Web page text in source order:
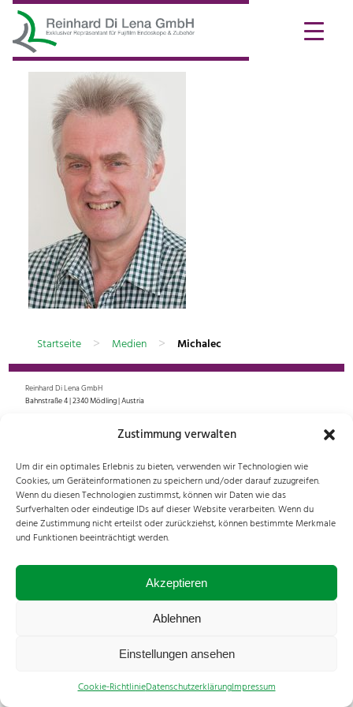
Zustimmung verwalten
Um dir ein optimales Erlebnis zu bieten, verwenden wir Technologien wie
Cookies, um Geräteinformationen zu speichern und/oder darauf zuzugreifen.
Wenn du diesen Technologien zustimmst, können wir Daten wie das
Surfverhalten oder eindeutige IDs auf dieser Website verarbeiten. Wenn du
deine Zustimmung nicht erteilst oder zurückziehst, können bestimmte Merkmale
und Funktionen beeinträchtigt werden.
Akzeptieren
Ablehnen
Einstellungen ansehen
Cookie-RichtlinieDatenschutzerklärungImpressum
Startseite > Medien > Michalec
Reinhard Di Lena GmbH
Bahnstraße 4 | 2340 Mödling | Austria
All rights reserved. © 2024 Reinhard Di Lena GmbH
Impressum| Cookies|Datenschutz